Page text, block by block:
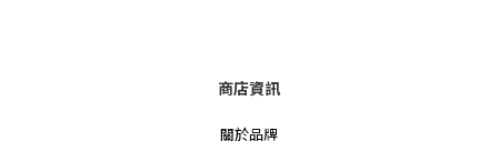
商店資訊
關於品牌